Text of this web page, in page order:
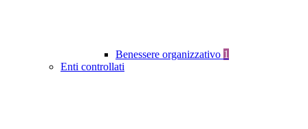
Benessere organizzativo 1
Enti controllati